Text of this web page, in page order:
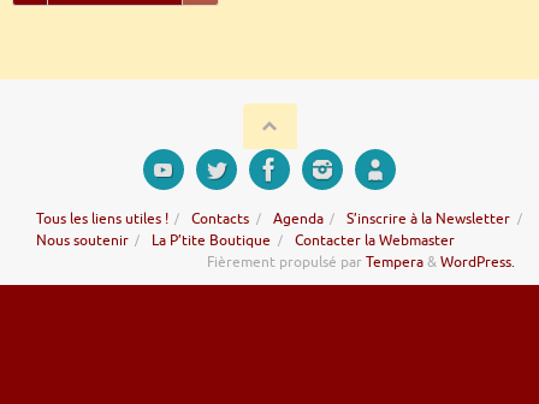
Tous les liens utiles ! Contacts Agenda
S’inscrire à la Newsletter
Nous soutenir
La P’tite Boutique
Contacter la Webmaster
Fièrement propulsé parTempera&WordPress.